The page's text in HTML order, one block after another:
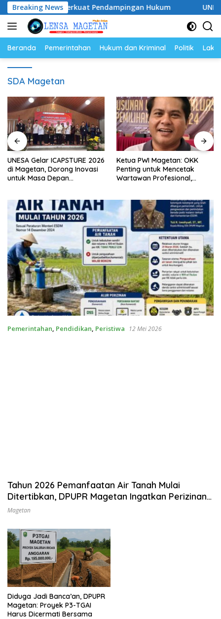
Langsung
ke
konten
Breaking News
Siap Perkuat Pendampingan Hukum UNESA Gelar
Beranda Pemerintahan Hukum dan Kriminal Politik
SDA Magetan
UNESA Gelar ICAPSTURE 2026
di Magetan, Dorong Inovasi
untuk Masa Depan
Ketua PWI Magetan: OKK
Penting untuk Mencetak
Wartawan Profesional,
Pemerintahan, Pendidikan, Peristiwa 12 Mei 2026
Tahun 2026 Pemanfaatan Air Tanah Mulai
Ditertibkan, DPUPR Magetan Ingatkan Perizinan
Sumur Bor
Magetan
Diduga Jadi Banca’an, DPUPR
Magetan: Proyek P3-TGAI
Harus Dicermati Bersama